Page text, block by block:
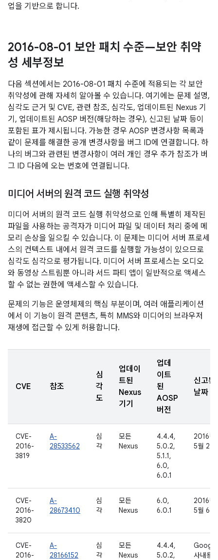
업을 기반으로 합니다.
2016-08-01 보안 패치 수준—보안 취약
성 세부정보
다음 섹션에서는 2016-08-01 패치 수준에 적용되는 각 보안
취약성에 관해 자세히 알아볼 수 있습니다. 여기에는 문제 설명,
심각도 근거 및 CVE, 관련 참조, 심각도, 업데이트된 Nexus 기
기, 업데이트된 AOSP 버전(해당하는 경우), 신고된 날짜 등이
포함된 표가 제시됩니다. 가능한 경우 AOSP 변경사항 목록과
같이 문제를 해결한 공개 변경사항을 버그 ID에 연결합니다. 하
나의 버그와 관련된 변경사항이 여러 개인 경우 추가 참조가 버
그 ID 다음에 오는 번호에 연결됩니다.
미디어 서버의 원격 코드 실행 취약성
미디어 서버의 원격 코드 실행 취약성으로 인해 특별히 제작된
파일을 사용하는 공격자가 미디어 파일 및 데이터 처리 중에 메
모리 손상을 일으킬 수 있습니다. 이 문제는 미디어 서버 프로세
스의 컨텍스트 내에서 원격 코드를 실행할 가능성이 있으므로
심각도 심각으로 평가됩니다. 미디어 서버 프로세스는 오디오
와 동영상 스트림뿐 아니라 서드 파티 앱이 일반적으로 액세스
할 수 없는 권한에 액세스할 수 있습니다.
문제의 기능은 운영체제의 핵심 부분이며, 여러 애플리케이션
에서 이 기능이 원격 콘텐츠, 특히 MMS와 미디어의 브라우저
재생에 접근할 수 있게 허용합니다.
CVE 참조
심
각
도
업데이
트된
Nexus
기기
업데
이트
된
AOSP
버전
신고된
날짜
CVE-
2016-
3819
A-
28533562
심
각
모든
Nexus
4.4.4,
5.0.2,
5.1.1,
6.0,
6.0.1
2016년
5월 2일
CVE-
2016-
3820
A-
28673410
심
각
모든
Nexus
6.0,
6.0.1
2016년
5월 6일
CVE-
2016-
A-
28166152
심
각
모든
Nexus
4.4.4,
5.0.2,
Google
사내용